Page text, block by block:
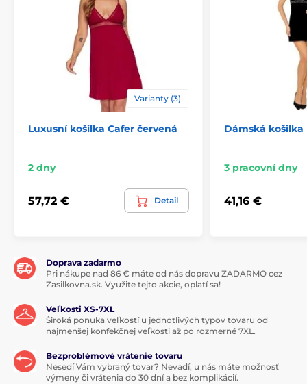
Varianty (3)
Luxusní košilka Cafer červená
2 dny
57,72 € Detail
Dámská košilka
3 pracovní dny
41,16 €
Doprava zadarmo
Pri nákupe nad 86 € máte od nás dopravu ZADARMO cez
Zasilkovna.sk. Využite tejto akcie, oplatí sa!
Veľkosti XS-7XL
Široká ponuka veľkostí u jednotlivých typov tovaru od
najmenšej konfekčnej veľkosti až po rozmerné 7XL.
Bezproblémové vrátenie tovaru
Nesedí Vám vybraný tovar? Nevadí, u nás máte možnosť
výmeny či vrátenia do 30 dní a bez komplikácií.